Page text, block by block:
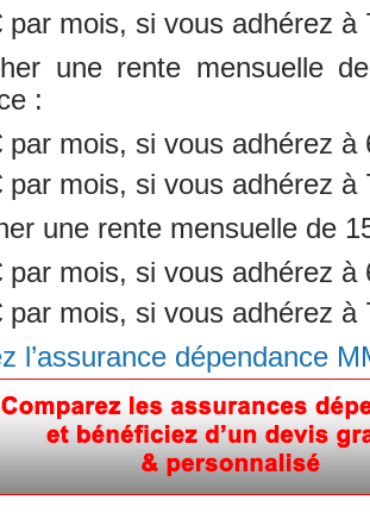
par mois, si vous adhérez à
une rente mensuelle
:
par mois, si vous adhérez à
par mois, si vous adhérez à
une rente mensuelle de
par mois, si vous adhérez à
par mois, si vous adhérez à
l’assurance dépendance